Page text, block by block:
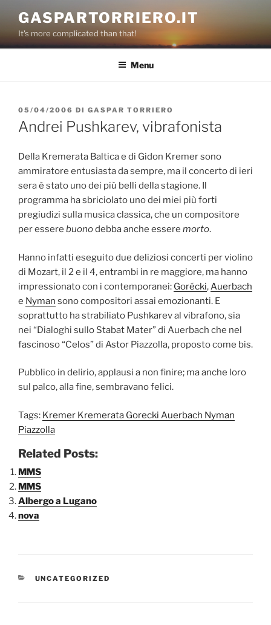
contenuto
GASPARTORRIERO.IT
It's more complicated than that!
Menu
PUBBLICATO
IL
05/04/2006 DI GASPAR TORRIERO
Andrei Pushkarev, vibrafonista
Della Kremerata Baltica e di Gidon Kremer sono
ammiratore entusiasta da sempre, ma il concerto di ieri
sera è stato uno dei più belli della stagione. Il
programma ha sbriciolato uno dei miei più forti
pregiudizi sulla musica classica, che un compositore
per essere buonodebba anche essere morto.
Hanno infatti eseguito due deliziosi concerti per violino
di Mozart, il 2 e il 4, entrambi in re maggiore, ma hanno
impressionato con i contemporanei: Gorécki,Auerbach
e Nyman sono compositori assai emozionanti. E
soprattutto ha strabiliato Pushkarev al vibrafono, sia
nei “Dialoghi sullo Stabat Mater” di Auerbach che nel
fascinoso “Celos” di Astor Piazzolla, proposto come bis.
Pubblico in delirio, applausi a non finire; ma anche loro
sul palco, alla fine, sembravano felici.
Tags: Kremer Kremerata Gorecki Auerbach Nyman
Piazzolla
Related Posts:
MMS
MMS
Albergo a Lugano
nova
CATEGORIE
UNCATEGORIZED